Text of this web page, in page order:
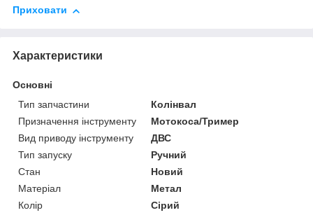
Приховати
Характеристики
Основні
Тип запчастини
Колінвал
Призначення інструменту
Мотокоса/Тример
Вид приводу інструменту
ДВС
Тип запуску
Ручний
Стан
Новий
Матеріал
Метал
Колір
Сірий